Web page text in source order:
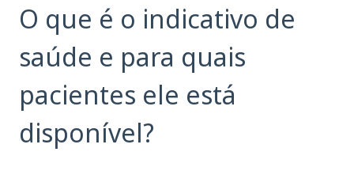
O que é o indicativo de
saúde e para quais
pacientes ele está
disponível?